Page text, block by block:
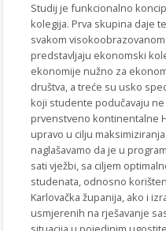
Studij je funkcionalno
kolegija. Prva skupina daje
svakom
predstavljaju ekonomski
ekonomije nužno za
društva, a treće su usko
koji studente podučavaju
prvenstveno kontinentalne
upravo u cilju
naglašavamo da je u
sati vježbi, sa ciljem
studenata, odnosno
Karlovačka županija, ako i
usmjerenih na rješavanje